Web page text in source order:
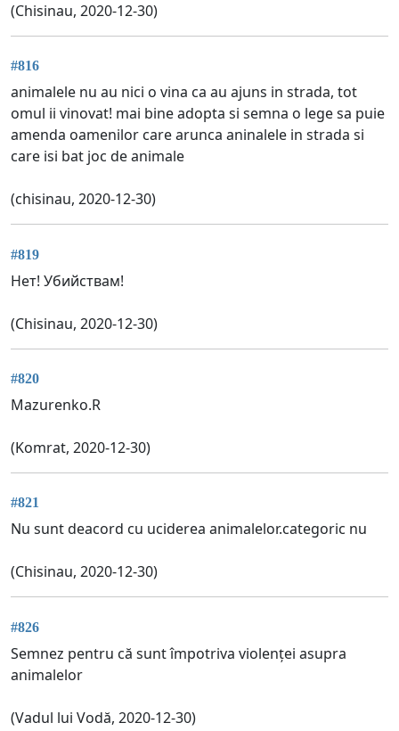
(Chisinau, 2020-12-30)
#816
animalele nu au nici o vina ca au ajuns in strada, tot
omul ii vinovat! mai bine adopta si semna o lege sa puie
amenda oamenilor care arunca aninalele in strada si
care isi bat joc de animale
(chisinau, 2020-12-30)
#819
Нет! Убийствам!
(Chisinau, 2020-12-30)
#820
Mazurenko.R
(Komrat, 2020-12-30)
#821
Nu sunt deacord cu uciderea animalelor.categoric nu
(Chisinau, 2020-12-30)
#826
Semnez pentru că sunt împotriva violenței asupra
animalelor
(Vadul lui Vodă, 2020-12-30)